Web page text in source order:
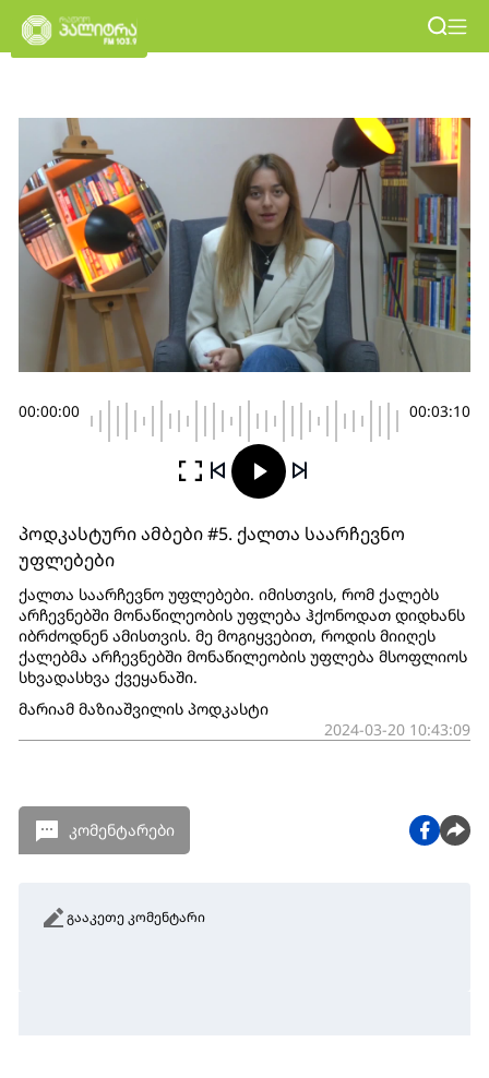
00:00:00 00:03:10
პოდკასტური ამბები #5. ქალთა საარჩევნო
უფლებები
ქალთა საარჩევნო უფლებები. იმისთვის, რომ ქალებს
არჩევნებში მონაწილეობის უფლება ჰქონოდათ დიდხანს
იბრძოდნენ ამისთვის. მე მოგიყვებით, როდის მიიღეს
ქალებმა არჩევნებში მონაწილეობის უფლება მსოფლიოს
სხვადასხვა ქვეყანაში.
მარიამ მაზიაშვილის პოდკასტი
2024-03-20 10:43:09
კომენტარები
გააკეთე კომენტარი